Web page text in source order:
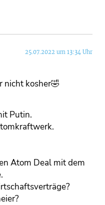
25.07.2022 um 13:34 Uhr
nicht kosher🤣
Putin.
Atom Deal mit dem